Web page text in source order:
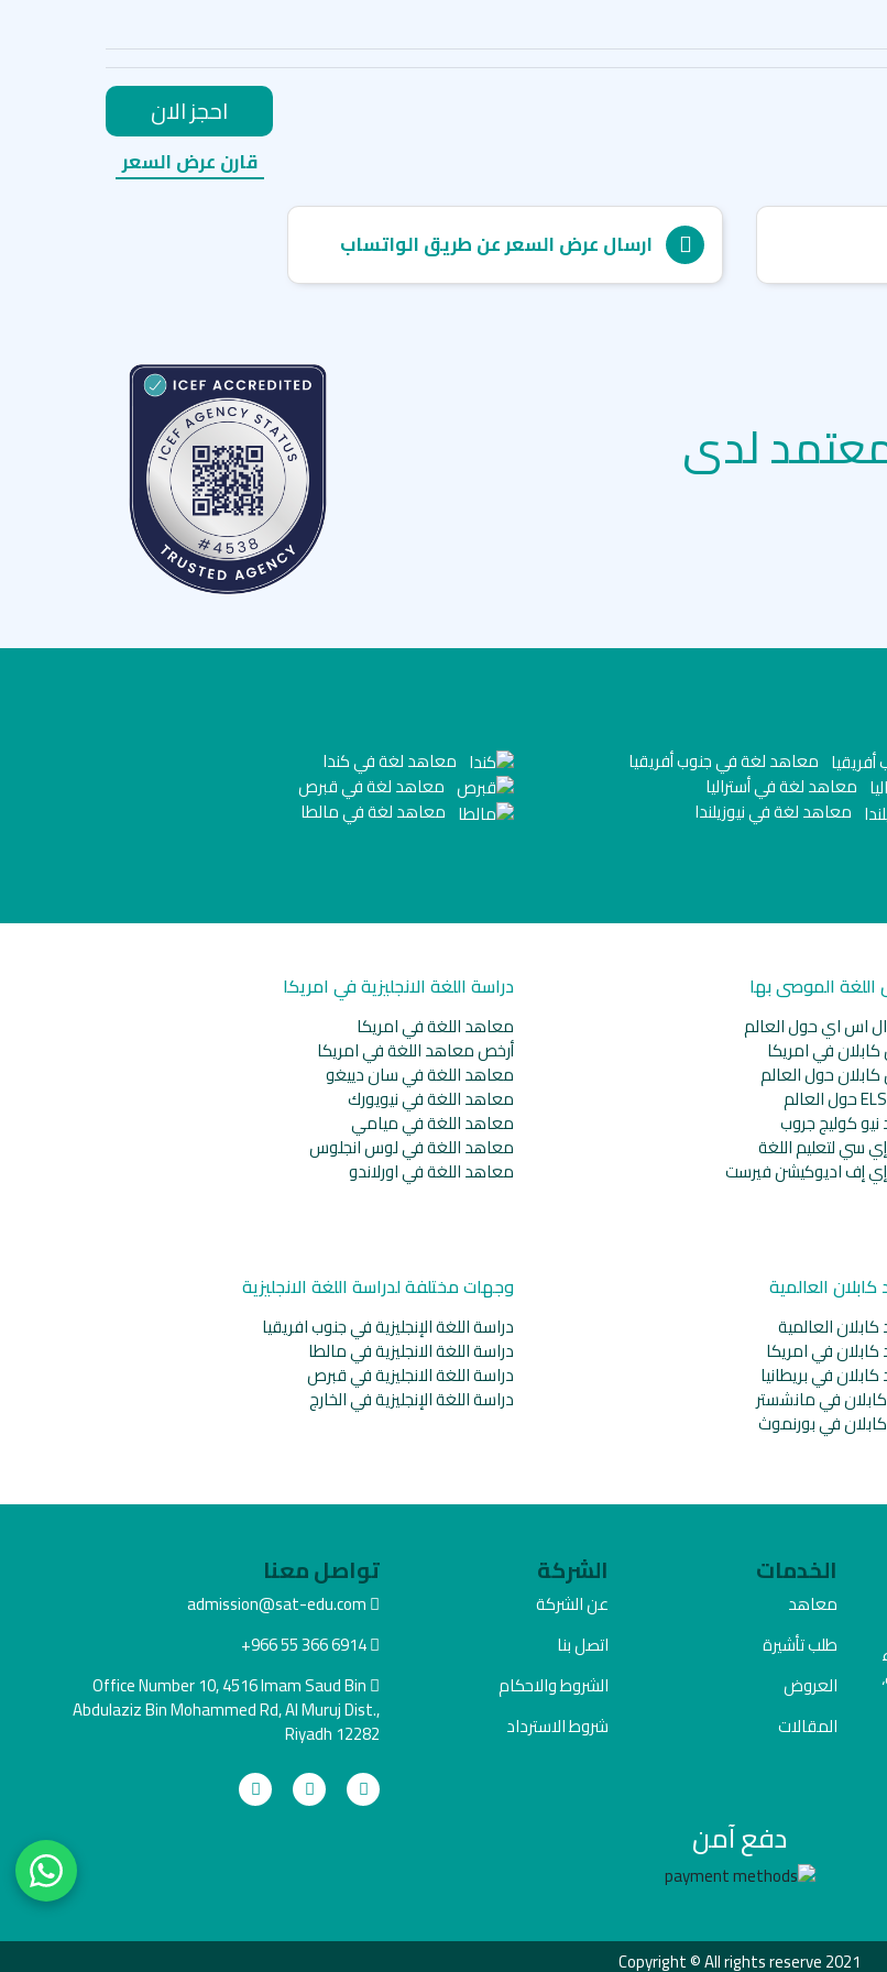
احجز الان
قارن عرض السعر
ارسال عرض السعر عن طريق الواتساب
لدى
معاهد لغة في جنوب أفريقيا
معاهد لغة في أستراليا
معاهد لغة في نيوزيلندا
معاهد لغة في كندا
معاهد لغة في قبرص
معاهد لغة في مالطا
الموصى بها
اس اي حول العالم
في امريكا
حول العالم
كوليج جروب
سي لتعليم اللغة
إف اديوكيشن فيرست
دراسة اللغة الانجليزية في امريكا
معاهد اللغة في امريكا
أرخص معاهد اللغة في امريكا
معاهد اللغة في سان دييغو
معاهد اللغة في نيويورك
معاهد اللغة في ميامي
معاهد اللغة في لوس انجلوس
معاهد اللغة في اورلاندو
العالمية
العالمية
في امريكا
في بريطانيا
في مانشستر
في بورنموث
وجهات مختلفة لدراسة اللغة الانجليزية
دراسة اللغة الإنجليزية في جنوب افريقيا
دراسة اللغة الانجليزية في مالطا
دراسة اللغة الانجليزية في قبرص
دراسة اللغة الإنجليزية في الخارج
الخدمات
معاهد
طلب تأشيرة
العروض
المقالات
الشركة
عن الشركة
اتصل بنا
الشروط والاحكام
شروط الاسترداد
تواصل معنا
admission@sat-edu.com
+966 55 366 6914
Office Number 10, 4516 Imam Saud Bin
Abdulaziz Bin Mohammed Rd, Al Muruj Dist.,
Riyadh 12282
دفع آمن
Copyright © All rights reserve 2021